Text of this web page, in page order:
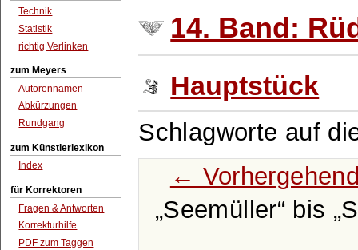
Technik
Statistik
richtig Verlinken
zum Meyers
Autorennamen
Abkürzungen
Rundgang
zum Künstlerlexikon
Index
für Korrektoren
Fragen & Antworten
Korrekturhilfe
PDF zum Taggen
14. Band:
Hauptstück
Schlagworte auf
←
Seemüller
bis